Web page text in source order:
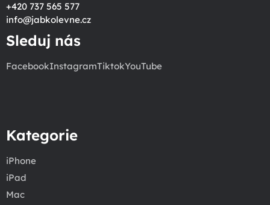
+420 737 565 577
info@jabkolevne.cz
Sleduj nás
FacebookInstagramTiktokYouTube
Kategorie
iPhone
iPad
Mac